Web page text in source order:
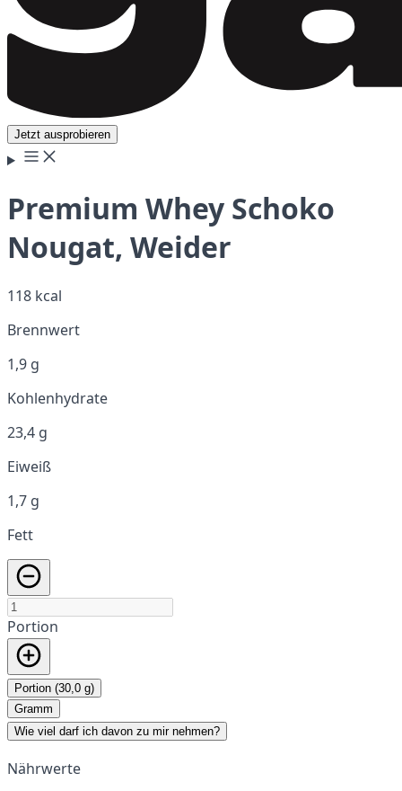
Jetzt ausprobieren
Premium Whey Schoko
Nougat, Weider
118 kcal
Brennwert
1,9 g
Kohlenhydrate
23,4 g
Eiweiß
1,7 g
Fett
Portion
Portion (30,0 g)
Gramm
Wie viel darf ich davon zu mir nehmen?
Nährwerte